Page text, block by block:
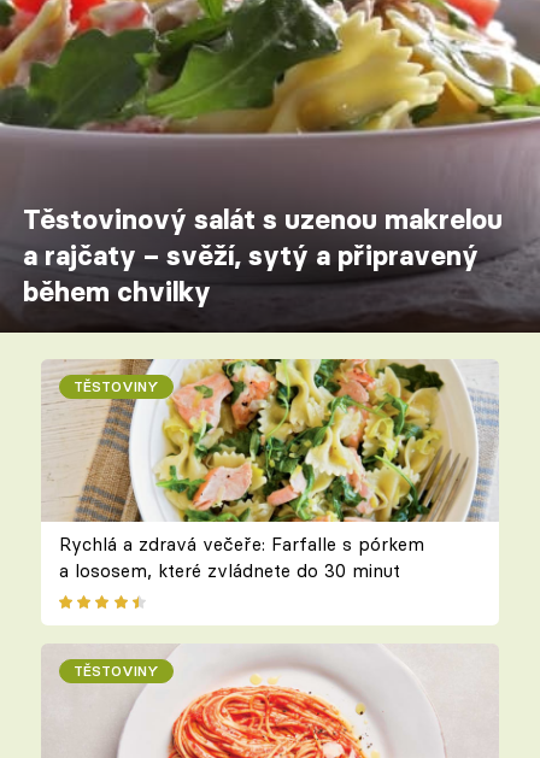
Těstovinový salát s uzenou makrelou
a rajčaty – svěží, sytý a připravený
během chvilky
TĚSTOVINY
Rychlá a zdravá večeře: Farfalle s pórkem
a lososem, které zvládnete do 30 minut
TĚSTOVINY